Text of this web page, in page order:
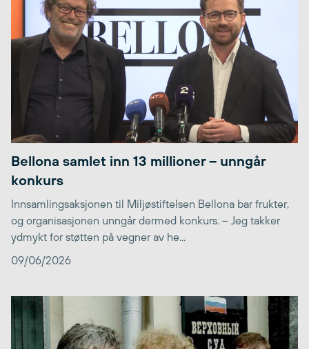
Bellona samlet inn 13 millioner – unngår
konkurs
Innsamlingsaksjonen til Miljøstiftelsen Bellona bar frukter,
og organisasjonen unngår dermed konkurs. – Jeg takker
ydmykt for støtten på vegner av he...
09/06/2026